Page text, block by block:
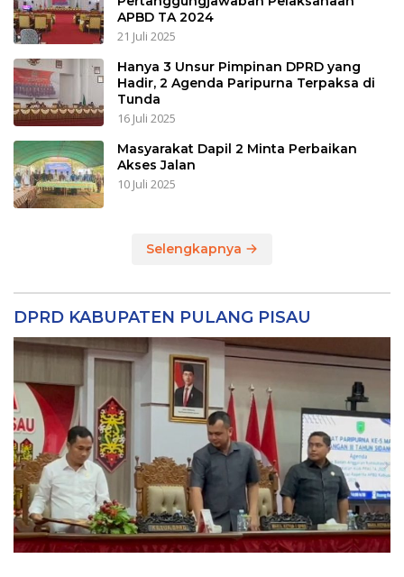
APBD TA 2024
21 Juli 2025
Hanya 3 Unsur Pimpinan DPRD yang
Hadir, 2 Agenda Paripurna Terpaksa di
Tunda
16 Juli 2025
Masyarakat Dapil 2 Minta Perbaikan
Akses Jalan
10 Juli 2025
Selengkapnya
DPRD KABUPATEN PULANG PISAU